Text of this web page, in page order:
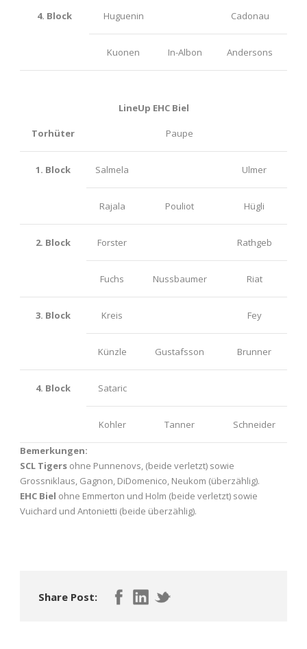
4. Block Huguenin Cadonau
Kuonen In-Albon Andersons
LineUp EHC Biel
Torhüter Paupe
1. Block Salmela Ulmer
Rajala Pouliot Hügli
2. Block Forster Rathgeb
Fuchs Nussbaumer Riat
3. Block Kreis Fey
Künzle Gustafsson Brunner
4. Block Sataric
Kohler Tanner Schneider
Bemerkungen:
SCL Tigers ohne Punnenovs, (beide verletzt) sowie
Grossniklaus, Gagnon, DiDomenico, Neukom (überzählig).
EHC Biel ohne Emmerton und Holm (beide verletzt) sowie
Vuichard und Antonietti (beide überzählig).
Share Post: